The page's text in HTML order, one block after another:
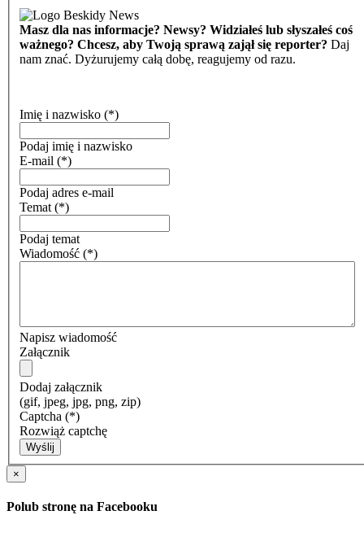
Masz dla nas informacje? Newsy? Widziałeś lub słyszałeś coś
ważnego? Chcesz, aby Twoją sprawą zajął się reporter? Daj
nam znać. Dyżurujemy całą dobę, reagujemy od razu.
Imię i nazwisko (*)
Podaj imię i nazwisko
E-mail (*)
Podaj adres e-mail
Temat (*)
Podaj temat
Wiadomość (*)
Napisz wiadomość
Załącznik
Dodaj załącznik
(gif, jpeg, jpg, png, zip)
Captcha (*)
Rozwiąż captchę
Wyślij
×
Polub stronę na Facebooku